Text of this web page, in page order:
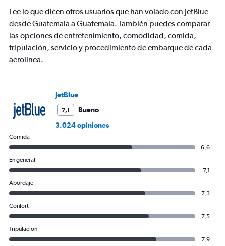
Lee lo que dicen otros usuarios que han volado con JetBlue
desde Guatemala a Guatemala. También puedes comparar
las opciones de entretenimiento, comodidad, comida,
tripulación, servicio y procedimiento de embarque de cada
aerolínea.
JetBlue
7,1
Bueno
3.024 opiniones
Comida
6,6
En general
7,1
Abordaje
7,3
Confort
7,5
Tripulación
7,9